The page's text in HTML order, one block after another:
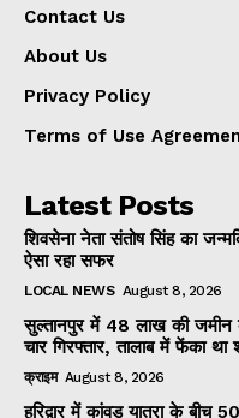
Contact Us
About Us
Privacy Policy
Terms of Use
Latest Posts
शिवसेना नेता संतोष सिंह का
ऐसा रहा सफर
LOCAL NEWS August 8, 2026
सुल्तानपुर में 48 लाख की जमीन
चार गिरफ्तार, तालाब में फेंका था
क्राइम August 8, 2026
हरिद्वार में कांवड़ यात्रा के बीच